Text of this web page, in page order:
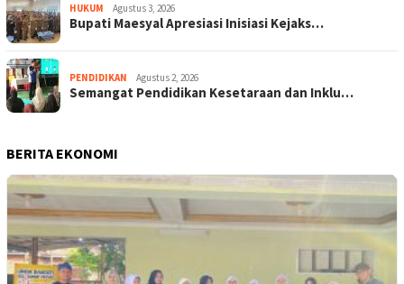
HUKUM Agustus 3, 2026
Bupati Maesyal Apresiasi Inisiasi Kejaks…
PENDIDIKAN Agustus 2, 2026
Semangat Pendidikan Kesetaraan dan Inklu…
BERITA EKONOMI